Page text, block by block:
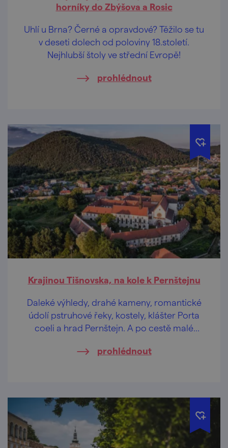
horníky do Zbýšova a Rosic
Uhlí u Brna? Černé a opravdové? Těžilo se tu
v deseti dolech od poloviny 18.století.
Nejhlubší štoly ve střední Evropě!
prohlédnout
Krajinou Tišnovska, na kole k Pernštejnu
Daleké výhledy, drahé kameny, romantické
údolí pstruhové řeky, kostely, klášter Porta
coeli a hrad Pernštejn. A po cestě malé
prohlédnout